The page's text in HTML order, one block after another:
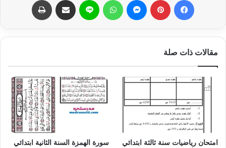
مقالات ذات صلة
امتحان رياضيات سنة ثالثة ابتدائي
سورة الهمزة السنة الثانية ابتدائي